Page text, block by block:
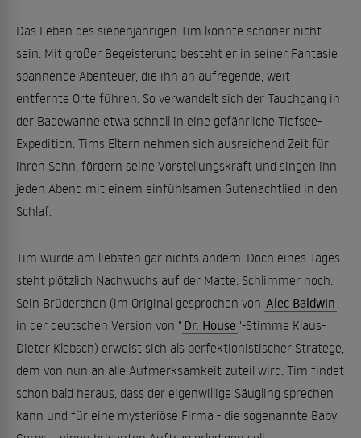
Das Leben des siebenjährigen Tim könnte schöner nicht
sein. Mit großer Begeisterung besteht er in seiner Fantasie
spannende Abenteuer, die ihn an aufregende, weit
entfernte Orte führen. So verwandelt sich der Tauchgang in
der Badewanne etwa schnell in eine gefährliche Tiefsee-
Expedition. Tims Eltern nehmen sich ausreichend Zeit für
ihren Sohn, fördern seine Vorstellungskraft und singen ihn
jeden Abend mit einem einfühlsamen Gutenachtlied in den
Schlaf.
Tim würde am liebsten gar nichts ändern. Doch eines Tages
steht plötzlich Nachwuchs auf der Matte. Schlimmer noch:
Sein Brüderchen (im Original gesprochen von Alec Baldwin ,
in der deutschen Version von " Dr. House "-Stimme Klaus-
Dieter Klebsch) erweist sich als perfektionistischer Stratege,
dem von nun an alle Aufmerksamkeit zuteil wird. Tim findet
schon bald heraus, dass der eigenwillige Säugling sprechen
kann und für eine mysteriöse Firma - die sogenannte Baby